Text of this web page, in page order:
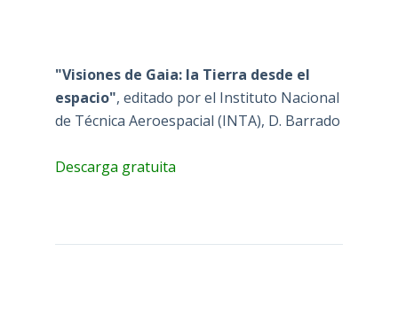
"Visiones de Gaia: la Tierra desde el
espacio", editado por el Instituto Nacional
de Técnica Aeroespacial (INTA), D. Barrado
Descarga gratuita